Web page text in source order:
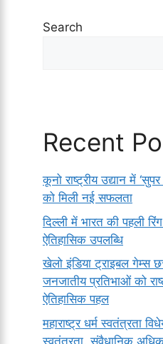
Search
Recent
कूनो राष्ट्रीय उद्यान में
को मिली नई सफलता
दिल्ली में भारत की पहली
ऐतिहासिक उपलब्धि
खेलो इंडिया ट्राइबल गेम्स
जनजातीय प्रतिभाओं को
ऐतिहासिक पहल
महाराष्ट्र धर्म स्वतंत्रता
स्वतंत्रता, संवैधानिक